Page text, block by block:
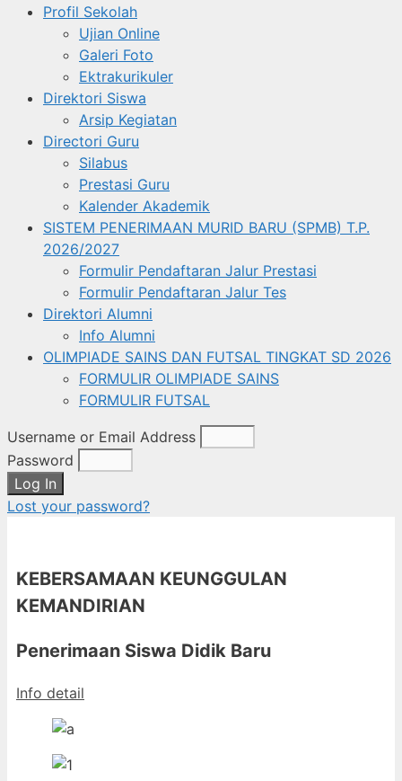
Profil Sekolah
Ujian Online
Galeri Foto
Ektrakurikuler
Direktori Siswa
Arsip Kegiatan
Directori Guru
Silabus
Prestasi Guru
Kalender Akademik
SISTEM PENERIMAAN MURID BARU (SPMB) T.P.
2026/2027
Formulir Pendaftaran Jalur Prestasi
Formulir Pendaftaran Jalur Tes
Direktori Alumni
Info Alumni
OLIMPIADE SAINS DAN FUTSAL TINGKAT SD 2026
FORMULIR OLIMPIADE SAINS
FORMULIR FUTSAL
Username or Email Address
Password
Log In
Lost your password?
KEBERSAMAAN KEUNGGULAN
KEMANDIRIAN
Penerimaan Siswa Didik Baru
Info detail